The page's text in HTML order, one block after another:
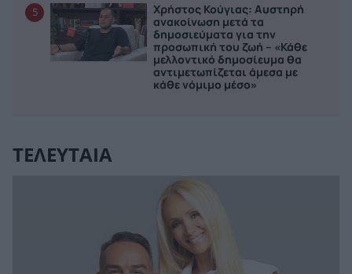
5
Χρήστος Κούγιας: Αυστηρή
ανακοίνωση μετά τα
δημοσιεύματα για την
προσωπική του ζωή – «Κάθε
μελλοντικό δημοσίευμα θα
αντιμετωπίζεται άμεσα με
κάθε νόμιμο μέσο»
ΤΕΛΕΥΤΑΙΑ